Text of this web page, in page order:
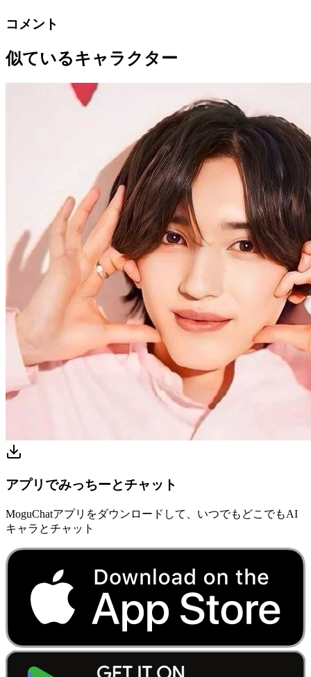
コメント
似ているキャラクター
アプリでみっちーとチャット
MoguChatアプリをダウンロードして、いつでもどこでもAI
キャラとチャット